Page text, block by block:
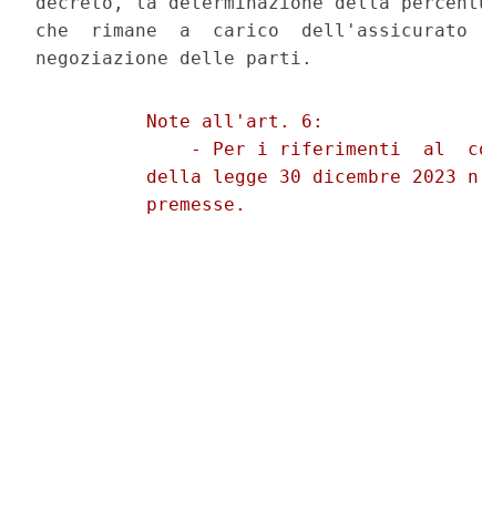
che  rimane  a  carico
          Note all'art. 6:
- Per i riferimenti  al
della legge 30 dicembre 2023